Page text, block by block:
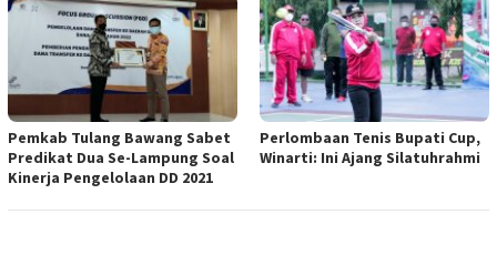
Pemkab Tulang Bawang Sabet
Predikat Dua Se-Lampung Soal
Kinerja Pengelolaan DD 2021
Perlombaan Tenis Bupati Cup,
Winarti: Ini Ajang Silatuhrahmi